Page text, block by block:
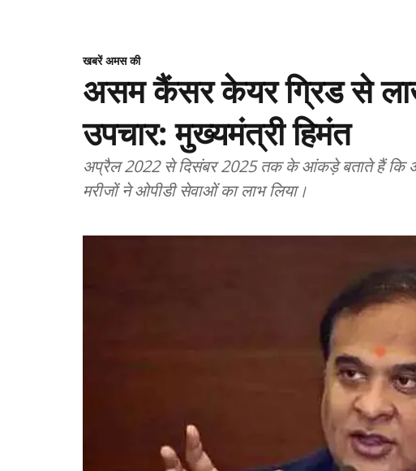
खबरें अमस की
असम कैंसर केयर ग्रिड से
उपचार: मुख्यमंत्री हिमंत
अप्रैल 2022 से दिसंबर 2025 तक के आंकड़े बताते हैं कि
मरीजों ने ओपीडी सेवाओं का लाभ लिया।